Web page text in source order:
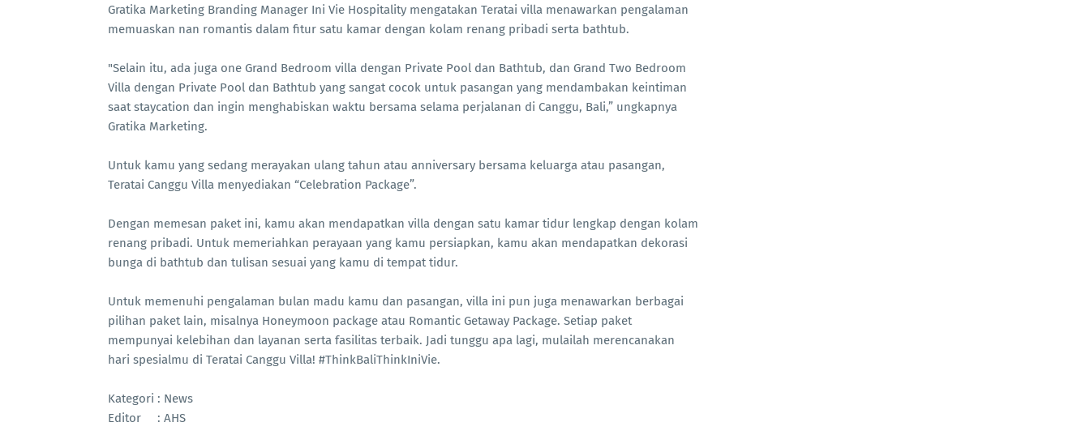
Gratika Marketing Branding Manager Ini Vie Hospitality mengatakan Teratai villa menawarkan pengalaman
memuaskan nan romantis dalam fitur satu kamar dengan kolam renang pribadi serta bathtub.
"Selain itu, ada juga one Grand Bedroom villa dengan Private Pool dan Bathtub, dan Grand Two Bedroom
Villa dengan Private Pool dan Bathtub yang sangat cocok untuk pasangan yang mendambakan keintiman
saat staycation dan ingin menghabiskan waktu bersama selama perjalanan di Canggu, Bali,” ungkapnya
Gratika Marketing.
Untuk kamu yang sedang merayakan ulang tahun atau anniversary bersama keluarga atau pasangan,
Teratai Canggu Villa menyediakan “Celebration Package”.
Dengan memesan paket ini, kamu akan mendapatkan villa dengan satu kamar tidur lengkap dengan kolam
renang pribadi. Untuk memeriahkan perayaan yang kamu persiapkan, kamu akan mendapatkan dekorasi
bunga di bathtub dan tulisan sesuai yang kamu di tempat tidur.
Untuk memenuhi pengalaman bulan madu kamu dan pasangan, villa ini pun juga menawarkan berbagai
pilihan paket lain, misalnya Honeymoon package atau Romantic Getaway Package. Setiap paket
mempunyai kelebihan dan layanan serta fasilitas terbaik. Jadi tunggu apa lagi, mulailah merencanakan
hari spesialmu di Teratai Canggu Villa! #ThinkBaliThinkIniVie.
Kategori : News
Editor : AHS